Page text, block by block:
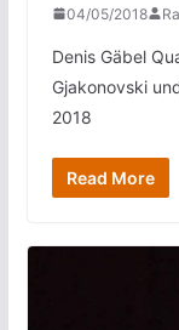
04/05/2018
Denis Gäbel
Gjakonovski
2018
Read More